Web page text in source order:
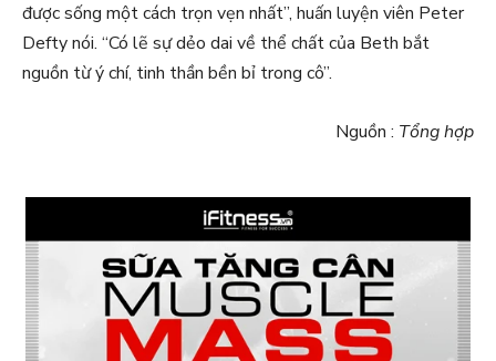
được sống một cách trọn vẹn nhất”, huấn luyện viên Peter
Defty nói. “Có lẽ sự dẻo dai về thể chất của Beth bắt
nguồn từ ý chí, tinh thần bền bỉ trong cô”.
Nguồn : Tổng hợp